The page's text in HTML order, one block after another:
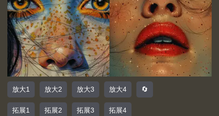
放大1 放大2 放大3 放大4 🔄
拓展1 拓展2 拓展3 拓展4